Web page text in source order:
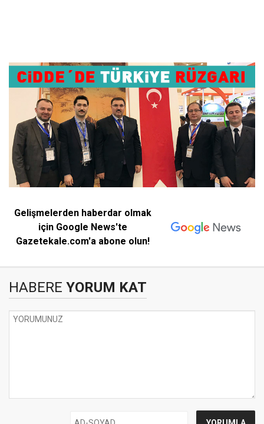
Gelişmelerden haberdar olmak
için Google News'te
Gazetekale.com'a abone olun!
HABERE YORUM KAT